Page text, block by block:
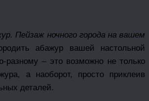
Пейзаж ночного города на вашем
абажур вашей настольной
– это возможно не только
а наоборот, просто приклеив
деталей.